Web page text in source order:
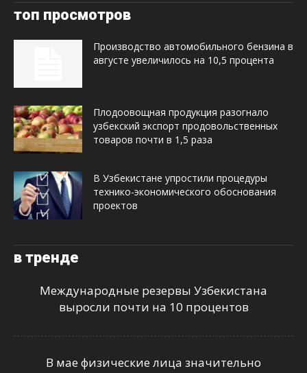
топ просмотров
Производство автомобильного бензина в
августе увеличилось на 10,5 процента
Плодоовощная продукция разогнало
узбекский экспорт продовольственных
товаров почти в 1,5 раза
В Узбекистане упростили процедуры
технико-экономического обоснования
проектов
в тренде
Международные резервы Узбекистана
выросли почти на 10 процентов
В мае физические лица значительно